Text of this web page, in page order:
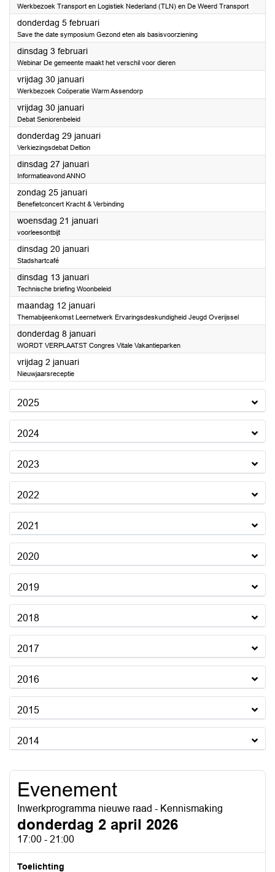
Werkbezoek Transport en Logistiek Nederland (TLN) en De Weerd Transport
donderdag 5 februari2026
Save the date symposium Gezond eten als basisvoorziening
dinsdag 3 februari2026
Webinar De gemeente maakt het verschil voor dieren
vrijdag 30 januari2026
Werkbezoek Coöperatie Warm Assendorp
vrijdag 30 januari2026
Debat Seniorenbeleid
donderdag 29 januari2026
Verkiezingsdebat Deltion
dinsdag 27 januari2026
Informatieavond ANNO
zondag 25 januari2026
Benefietconcert Kracht & Verbinding
woensdag 21 januari2026
voorleesontbijt
dinsdag 20 januari2026
Stadshartcafé
dinsdag 13 januari2026
Technische briefing Woonbeleid
maandag 12 januari2026
Themabijeenkomst Leernetwerk Ervaringsdeskundigheid Jeugd Overijssel
donderdag 8 januari2026
WORDT VERPLAATST Congres Vitale Vakantieparken
vrijdag 2 januari2026
Nieuwjaarsreceptie
2025
2024
2023
2022
2021
2020
2019
2018
2017
2016
2015
2014
Evenement
Inwerkprogramma nieuwe raad - Kennismaking
donderdag 2 april 2026
17:00 - 21:00
Toelichting